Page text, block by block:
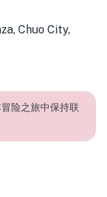
Chuo City,
险之旅中保持联